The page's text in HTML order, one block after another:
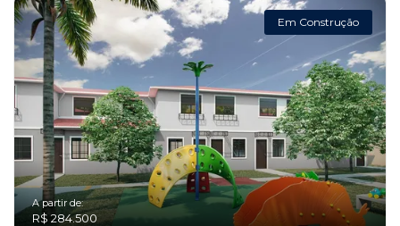
Em Construção
A partir de:
R$ 284.500